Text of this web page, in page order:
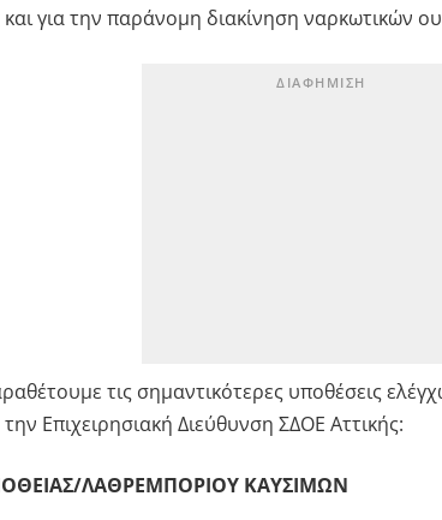
για την παράνομη διακίνηση ναρκωτικών
τις σημαντικότερες υποθέσεις
Επιχειρησιακή Διεύθυνση ΣΔΟΕ Αττικής:
ΛΑΘΡΕΜΠΟΡΙΟΥ ΚΑΥΣΙΜΩΝ